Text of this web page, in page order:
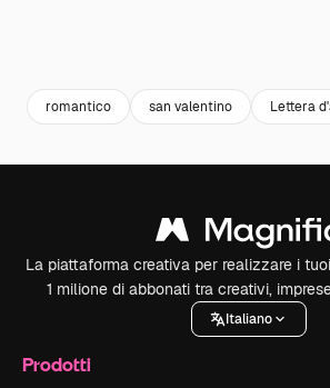
romantico san valentino Lettera
La piattaforma creativa per realizzare i
1 milione di abbonati tra creativi,
Italiano
Prodotti